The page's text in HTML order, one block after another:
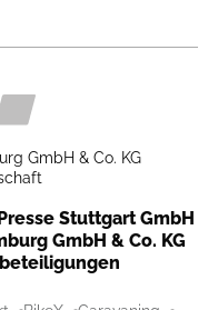
GmbH & Co. KG
Stuttgart GmbH
GmbH & Co. KG